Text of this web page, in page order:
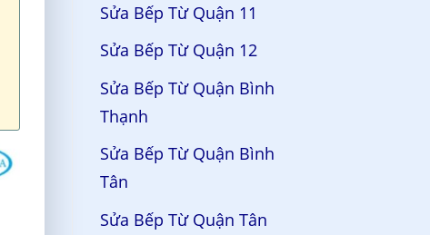
Sửa Bếp Từ Quận 11
Sửa Bếp Từ Quận 12
Sửa Bếp Từ Quận Bình
Thạnh
Sửa Bếp Từ Quận Bình
Tân
Sửa Bếp Từ Quận Tân